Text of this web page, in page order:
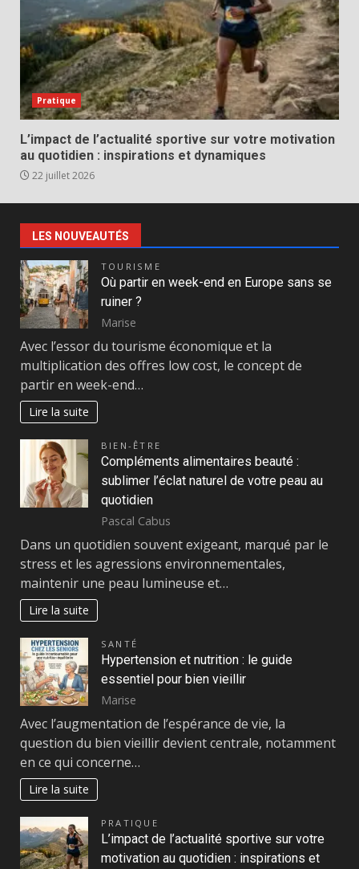
Pratique
L’impact de l’actualité sportive sur votre motivation
au quotidien : inspirations et dynamiques
22 juillet 2026
LES NOUVEAUTÉS
TOURISME
Où partir en week-end en Europe sans se
ruiner ?
Marise
Avec l’essor du tourisme économique et la
multiplication des offres low cost, le concept de
partir en week-end…
Lire la suite
BIEN-ÊTRE
Compléments alimentaires beauté :
sublimer l’éclat naturel de votre peau au
quotidien
Pascal Cabus
Dans un quotidien souvent exigeant, marqué par le
stress et les agressions environnementales,
maintenir une peau lumineuse et…
Lire la suite
SANTÉ
Hypertension et nutrition : le guide
essentiel pour bien vieillir
Marise
Avec l’augmentation de l’espérance de vie, la
question du bien vieillir devient centrale, notamment
en ce qui concerne…
Lire la suite
PRATIQUE
L’impact de l’actualité sportive sur votre
motivation au quotidien : inspirations et